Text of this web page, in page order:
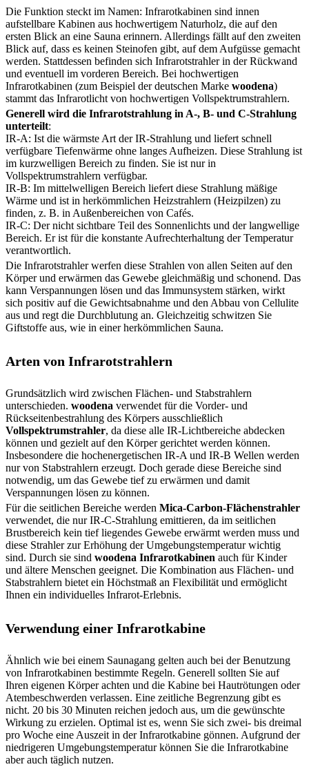
Die Funktion steckt im Namen: Infrarotkabinen sind innen
aufstellbare Kabinen aus hochwertigem Naturholz, die auf den
ersten Blick an eine Sauna erinnern. Allerdings fällt auf den zweiten
Blick auf, dass es keinen Steinofen gibt, auf dem Aufgüsse gemacht
werden. Stattdessen befinden sich Infrarotstrahler in der Rückwand
und eventuell im vorderen Bereich. Bei hochwertigen
Infrarotkabinen (zum Beispiel der deutschen Marke woodena)
stammt das Infrarotlicht von hochwertigen Vollspektrumstrahlern.
Generell wird die Infrarotstrahlung in A-, B- und C-Strahlung
unterteilt:
IR-A: Ist die wärmste Art der IR-Strahlung und liefert schnell
verfügbare Tiefenwärme ohne langes Aufheizen. Diese Strahlung ist
im kurzwelligen Bereich zu finden. Sie ist nur in
Vollspektrumstrahlern verfügbar.
IR-B: Im mittelwelligen Bereich liefert diese Strahlung mäßige
Wärme und ist in herkömmlichen Heizstrahlern (Heizpilzen) zu
finden, z. B. in Außenbereichen von Cafés.
IR-C: Der nicht sichtbare Teil des Sonnenlichts und der langwellige
Bereich. Er ist für die konstante Aufrechterhaltung der Temperatur
verantwortlich.
Die Infrarotstrahler werfen diese Strahlen von allen Seiten auf den
Körper und erwärmen das Gewebe gleichmäßig und schonend. Das
kann Verspannungen lösen und das Immunsystem stärken, wirkt
sich positiv auf die Gewichtsabnahme und den Abbau von Cellulite
aus und regt die Durchblutung an. Gleichzeitig schwitzen Sie
Giftstoffe aus, wie in einer herkömmlichen Sauna.
Arten von Infrarotstrahlern
Grundsätzlich wird zwischen Flächen- und Stabstrahlern
unterschieden. woodena verwendet für die Vorder- und
Rückseitenbestrahlung des Körpers ausschließlich
Vollspektrumstrahler, da diese alle IR-Lichtbereiche abdecken
können und gezielt auf den Körper gerichtet werden können.
Insbesondere die hochenergetischen IR-A und IR-B Wellen werden
nur von Stabstrahlern erzeugt. Doch gerade diese Bereiche sind
notwendig, um das Gewebe tief zu erwärmen und damit
Verspannungen lösen zu können.
Für die seitlichen Bereiche werden Mica-Carbon-Flächenstrahler
verwendet, die nur IR-C-Strahlung emittieren, da im seitlichen
Brustbereich kein tief liegendes Gewebe erwärmt werden muss und
diese Strahler zur Erhöhung der Umgebungstemperatur wichtig
sind. Durch sie sind woodena Infrarotkabinen auch für Kinder
und ältere Menschen geeignet. Die Kombination aus Flächen- und
Stabstrahlern bietet ein Höchstmaß an Flexibilität und ermöglicht
Ihnen ein individuelles Infrarot-Erlebnis.
Verwendung einer Infrarotkabine
Ähnlich wie bei einem Saunagang gelten auch bei der Benutzung
von Infrarotkabinen bestimmte Regeln. Generell sollten Sie auf
Ihren eigenen Körper achten und die Kabine bei Hautrötungen oder
Atembeschwerden verlassen. Eine zeitliche Begrenzung gibt es
nicht. 20 bis 30 Minuten reichen jedoch aus, um die gewünschte
Wirkung zu erzielen. Optimal ist es, wenn Sie sich zwei- bis dreimal
pro Woche eine Auszeit in der Infrarotkabine gönnen. Aufgrund der
niedrigeren Umgebungstemperatur können Sie die Infrarotkabine
aber auch täglich nutzen.